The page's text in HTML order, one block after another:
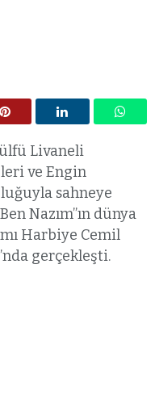
Livaneli
ve Engin
sahneye
Nazım”ın dünya
Harbiye Cemil
gerçekleşti.